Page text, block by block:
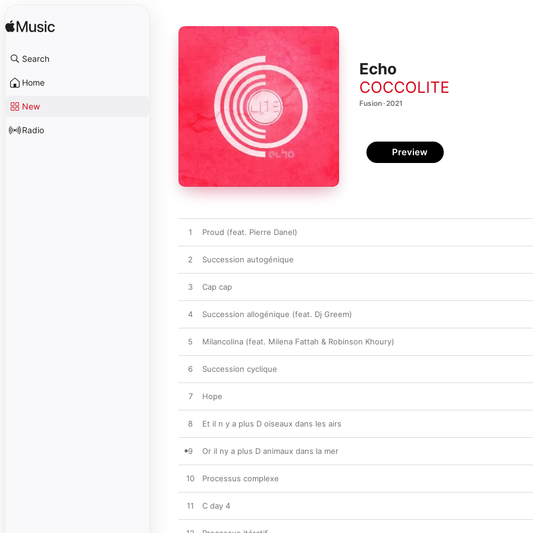
Search
Home
New
Radio
Echo
COCCOLITE
Fusion · 2021
Preview
1 Proud (feat. Pierre Danel)
2 Succession autogénique
3 Cap cap
4 Succession allogénique (feat. Dj Greem)
5 Milancolina (feat. Milena Fattah & Robinson Khoury)
6 Succession cyclique
7 Hope
8 Et il n y a plus D oiseaux dans les airs
9 Or il ny a plus D animaux dans la mer
10 Processus complexe
11 C day 4